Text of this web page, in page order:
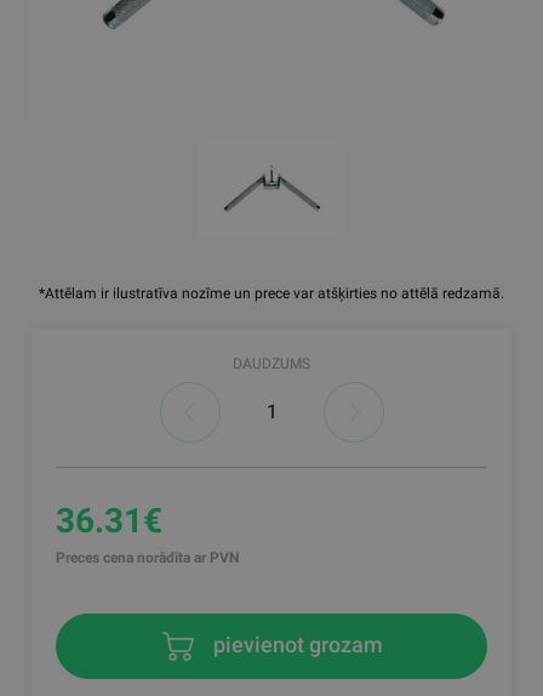
*Attēlam ir ilustratīva nozīme un prece var atšķirties no attēlā redzamā.
DAUDZUMS
36.31€
Preces cena norādīta ar PVN
pievienot grozam